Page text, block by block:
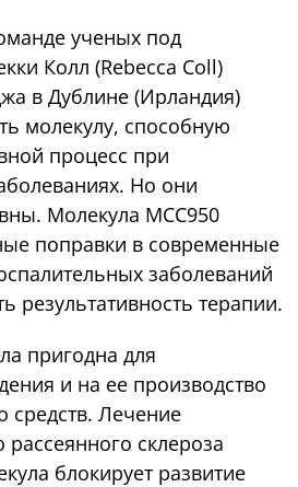
ученых под
Колл (Rebecca Coll)
в Дублине (Ирландия)
молекулу, способную
процесс при
Но они
Молекула МСС950
поправки в современные
заболеваний
результативность терапии.
пригодна для
и на ее производство
средств. Лечение
склероза
блокирует развитие